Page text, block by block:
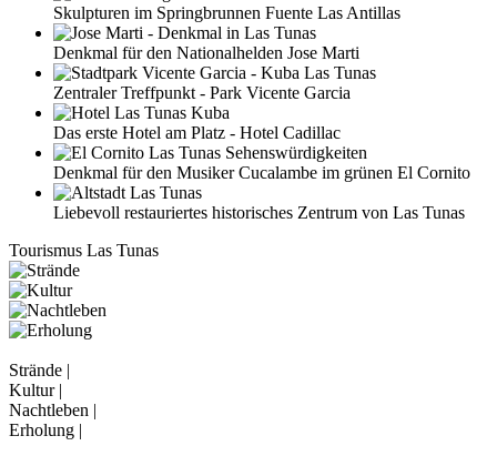
Skulpturen im Springbrunnen Fuente Las Antillas
Denkmal für den Nationalhelden Jose Marti
Zentraler Treffpunkt - Park Vicente Garcia
Das erste Hotel am Platz - Hotel Cadillac
Denkmal für den Musiker Cucalambe im grünen El Cornito
Liebevoll restauriertes historisches Zentrum von Las Tunas
Tourismus Las Tunas
Strände |
Kultur |
Nachtleben |
Erholung |